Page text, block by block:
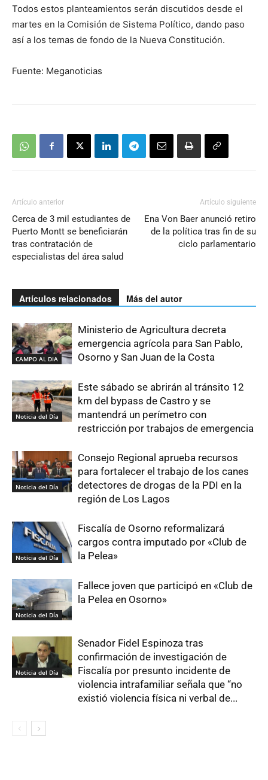
Todos estos planteamientos serán discutidos desde el
martes en la Comisión de Sistema Político, dando paso
así a los temas de fondo de la Nueva Constitución.
Fuente: Meganoticias
Artículo anterior
Cerca de 3 mil estudiantes de
Puerto Montt se beneficiarán
tras contratación de
especialistas del área salud
Artículo siguiente
Ena Von Baer anunció retiro
de la política tras fin de su
ciclo parlamentario
Artículos relacionados Más del autor
CAMPO AL DIA
Ministerio de Agricultura decreta
emergencia agrícola para San Pablo,
Osorno y San Juan de la Costa
Noticia del Día
Este sábado se abrirán al tránsito 12
km del bypass de Castro y se
mantendrá un perímetro con
restricción por trabajos de emergencia
Noticia del Día
Consejo Regional aprueba recursos
para fortalecer el trabajo de los canes
detectores de drogas de la PDI en la
región de Los Lagos
Noticia del Día
Fiscalía de Osorno reformalizará
cargos contra imputado por «Club de
la Pelea»
Noticia del Día
Fallece joven que participó en «Club de
la Pelea en Osorno»
Noticia del Día
Senador Fidel Espinoza tras
confirmación de investigación de
Fiscalía por presunto incidente de
violencia intrafamiliar señala que “no
existió violencia física ni verbal de...